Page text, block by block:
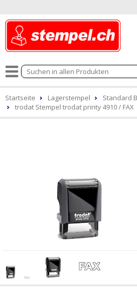
Startseite Lagerstempel
Standard
trodat Stempel trodat printy 4910 / FAX